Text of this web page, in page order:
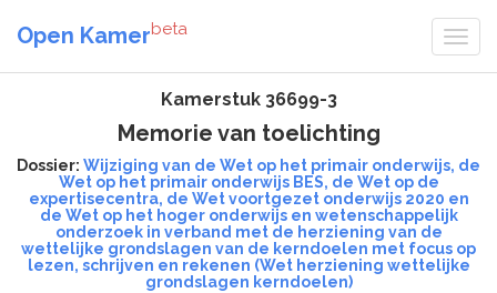
Open Kamerbeta
Kamerstuk 36699-3
Memorie van toelichting
Dossier: Wijziging van de Wet op het primair onderwijs, de
Wet op het primair onderwijs BES, de Wet op de
expertisecentra, de Wet voortgezet onderwijs 2020 en
de Wet op het hoger onderwijs en wetenschappelijk
onderzoek in verband met de herziening van de
wettelijke grondslagen van de kerndoelen met focus op
lezen, schrijven en rekenen (Wet herziening wettelijke
grondslagen kerndoelen)